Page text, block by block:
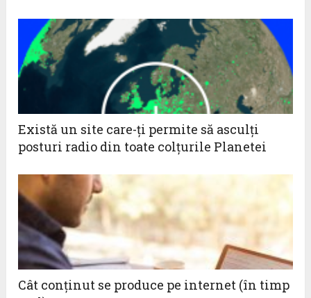
Există un site care-ți permite să asculți
posturi radio din toate colțurile Planetei
Cât conţinut se produce pe internet (în timp